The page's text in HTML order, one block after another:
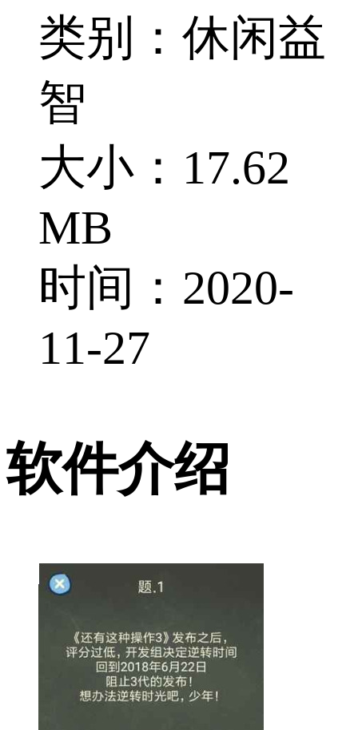
类别：休闲益
智
大小：17.62
MB
时间：2020-
11-27
软件介绍